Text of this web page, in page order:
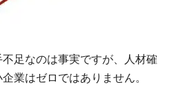
足なのは事実ですが、人材確
業はゼロではありません。